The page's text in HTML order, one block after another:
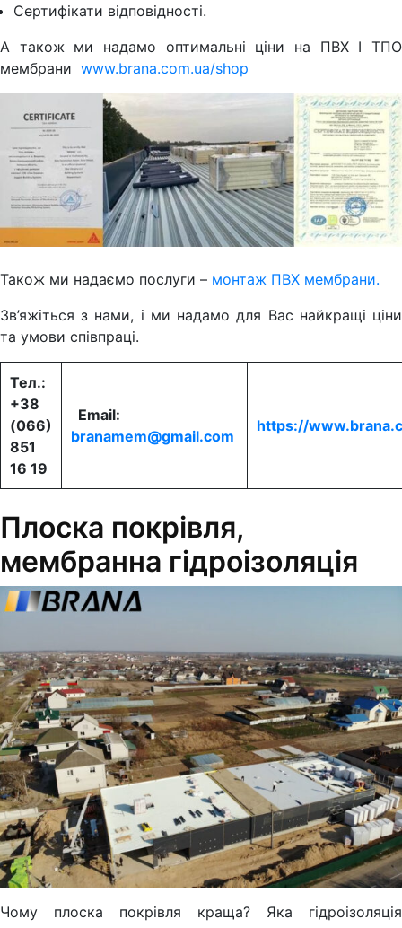
Сертифікати відповідності.
А також ми надамо оптимальні ціни на ПВХ І ТПО
мембрани www.brana.com.ua/shop
Також ми надаємо послуги – монтаж ПВХ мембрани.
Зв’яжіться з нами, і ми надамо для Вас найкращі ціни
та умови співпраці.
Тел.:
+38
(066)
851
16 19
Email:
branamem@gmail.com
https://www.brana.
Плоска покрівля,
мембранна гідроізоляція
Чому плоска покрівля краща? Яка гідроізоляція